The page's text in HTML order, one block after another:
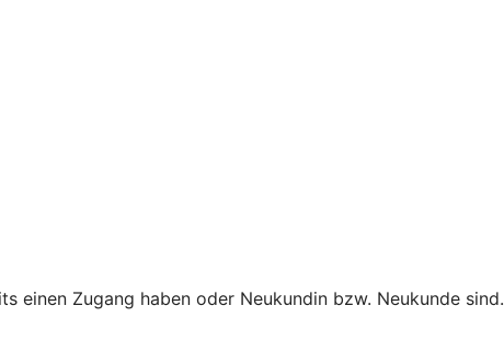
einen Zugang haben oder Neukundin bzw. Neukunde sind.